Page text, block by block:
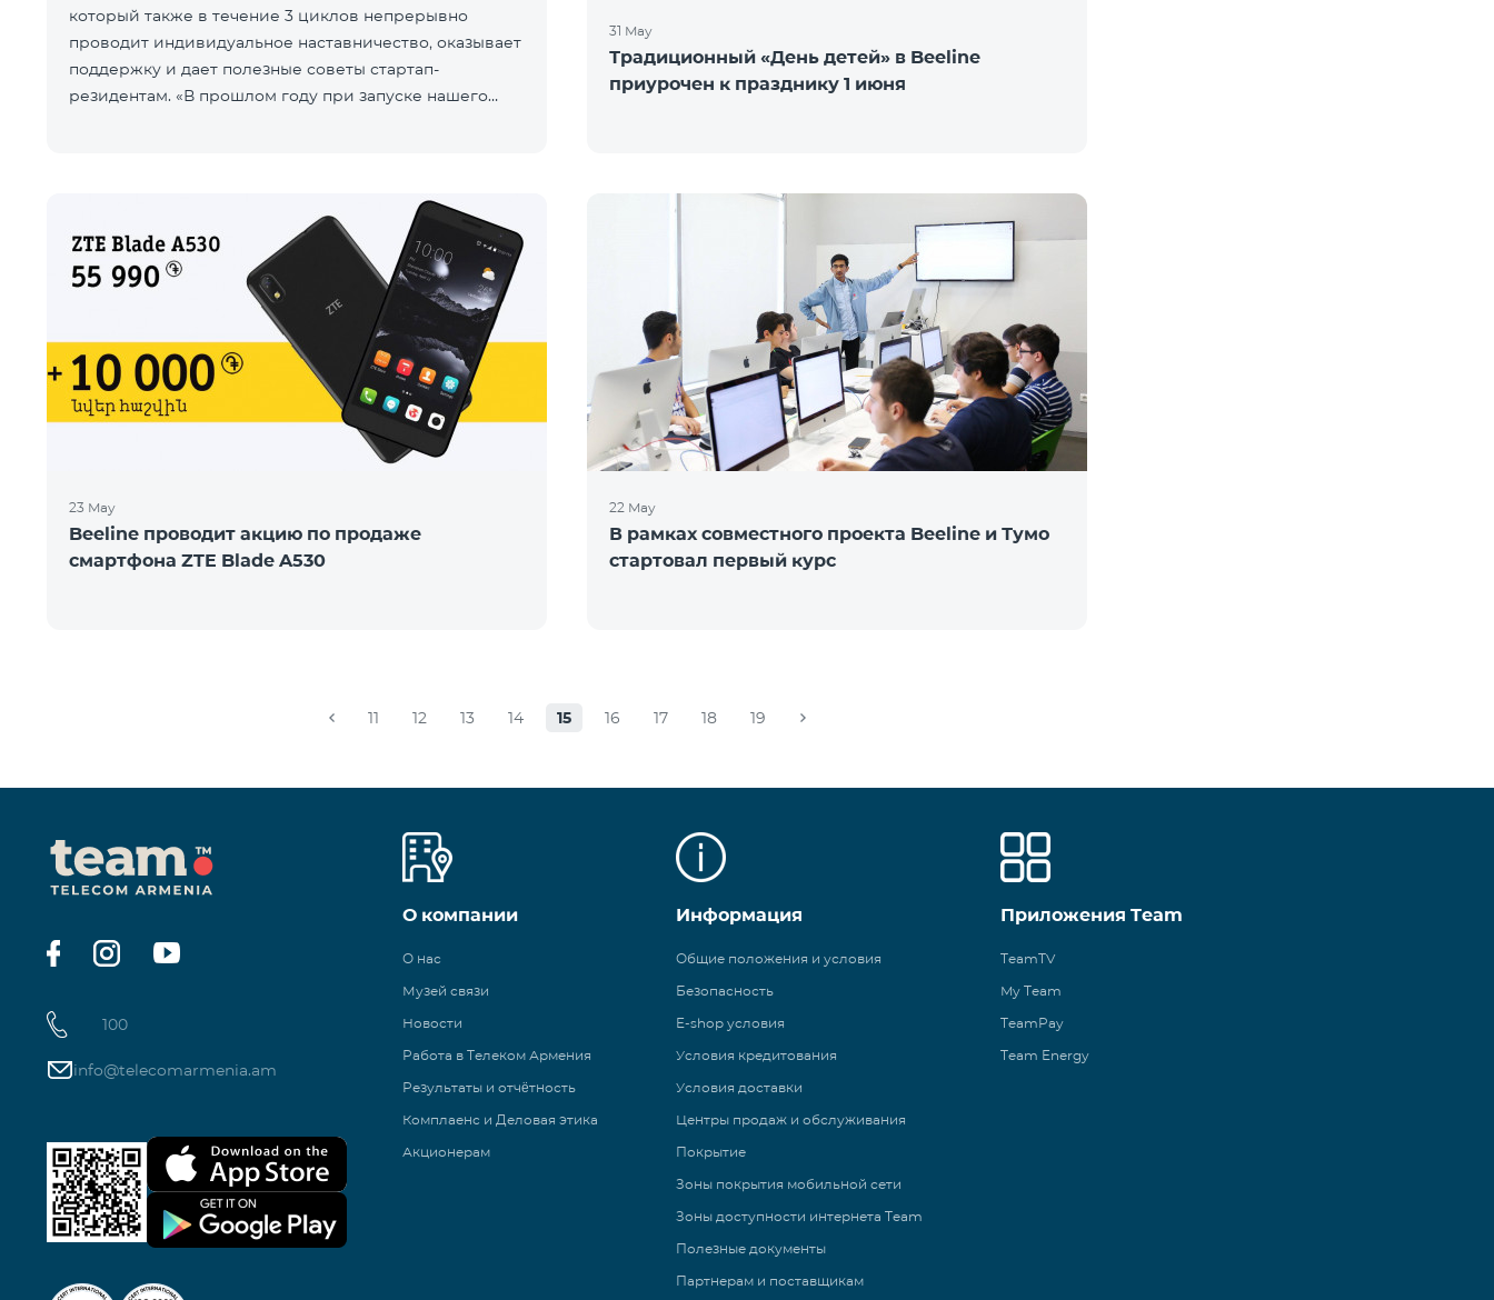
который также в течение 3 циклов непрерывно
проводит индивидуальное наставничество, оказывает
поддержку и дает полезные советы стартап-
резидентам. «В прошлом году при запуске нашего
31 May
Традиционный «День детей» в Beeline
приурочен к празднику 1 июня
23 May
Beeline проводит акцию по продаже
смартфона ZTE Blade A530
22 May
В рамках совместного проекта Beeline и Тумо
стартовал первый курс
11 12 13 14 15 16 17 18 19
100
info@telecomarmenia.am
О компании
О нас
Музей связи
Новости
Работа в Телеком Армения
Результаты и отчётность
Комплаенс и Деловая этика
Акционерам
Информация
Общие положения и условия
Безопасность
E-shop условия
Условия кредитования
Условия доставки
Центры продаж и обслуживания
Покрытие
Зоны покрытия мобильной сети
Зоны доступности интернета Team
Полезные документы
Партнерам и поставщикам
Приложения Team
TeamTV
My Team
TeamPay
Team Energy